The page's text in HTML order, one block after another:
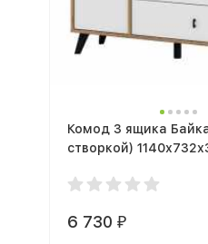
Комод 3 ящика
створкой)
матовый МР
6 730 ₽